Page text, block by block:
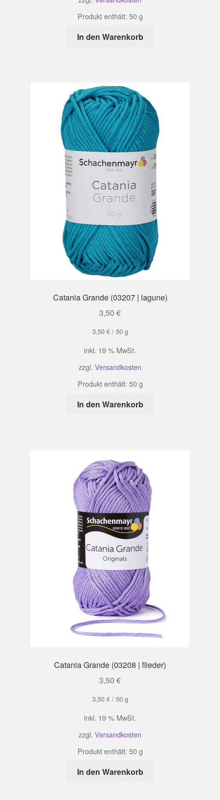
Produkt enthält: 50g
In den Warenkorb
Catania Grande (03207 | lagune)
3,50 €
3,50 €/ 50 g
inkl. 19 % MwSt.
zzgl. Versandkosten
Produkt enthält: 50g
In den Warenkorb
Catania Grande (03208 | flieder)
3,50 €
3,50 €/ 50 g
inkl. 19 % MwSt.
zzgl. Versandkosten
Produkt enthält: 50g
In den Warenkorb